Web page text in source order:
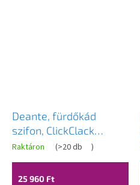
Deante, fürdőkád
szifon, ClickClack
automata, szálcsiszolt
bronz, DEA-NHC_C57B
Raktáron (>20 db )
25 960 Ft